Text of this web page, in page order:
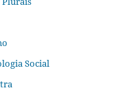
Social